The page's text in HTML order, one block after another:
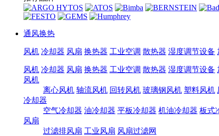
通风换热
风机 冷却器 风扇 换热器 工业空调 散热器 湿度调节设备
风机 冷却器 风扇 换热器 工业空调 散热器 湿度调节设备
风机
离心风机 轴流风机 回转风机 玻璃钢风机 塑料风机
冷却器
空气冷却器 油冷却器 平板冷却器 机油冷却器 板式
风扇
过滤排风扇 工业风扇 风扇过滤网